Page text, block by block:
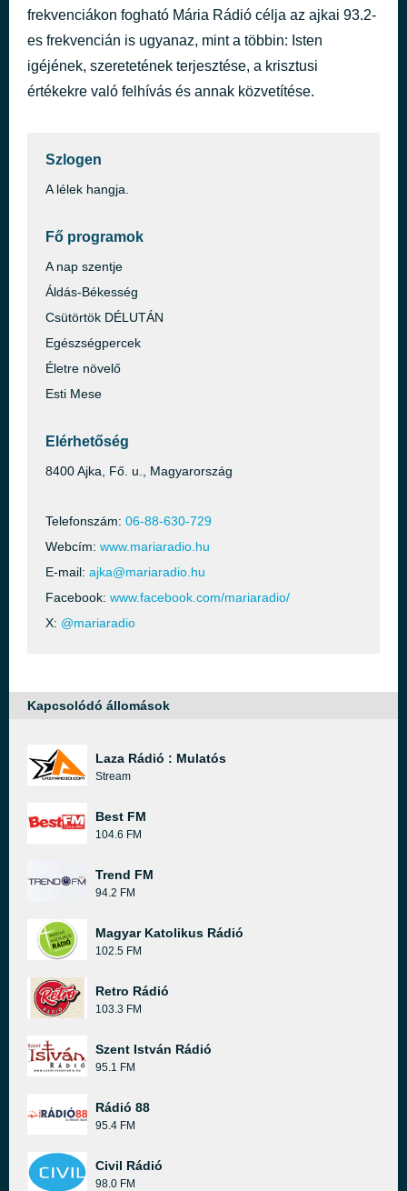
frekvenciákon fogható Mária Rádió célja az ajkai 93.2-
es frekvencián is ugyanaz, mint a többin: Isten
igéjének, szeretetének terjesztése, a krisztusi
értékekre való felhívás és annak közvetítése.
Szlogen
A lélek hangja.
Fő programok
A nap szentje
Áldás-Békesség
Csütörtök DÉLUTÁN
Egészségpercek
Életre növelő
Esti Mese
Elérhetőség
8400 Ajka, Fő. u., Magyarország
Telefonszám: 06-88-630-729
Webcím: www.mariaradio.hu
E-mail: ajka@mariaradio.hu
Facebook: www.facebook.com/mariaradio/
X: @mariaradio
Kapcsolódó állomások
Laza Rádió : Mulatós
Stream
Best FM
104.6 FM
Trend FM
94.2 FM
Magyar Katolikus Rádió
102.5 FM
Retro Rádió
103.3 FM
Szent István Rádió
95.1 FM
Rádió 88
95.4 FM
Civil Rádió
98.0 FM